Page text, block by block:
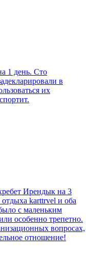
1 день. Сто
в
их
Ирендык на 3
karttrvel и оба
с маленьким
особенно трепетно.
вопросах,
отношение!